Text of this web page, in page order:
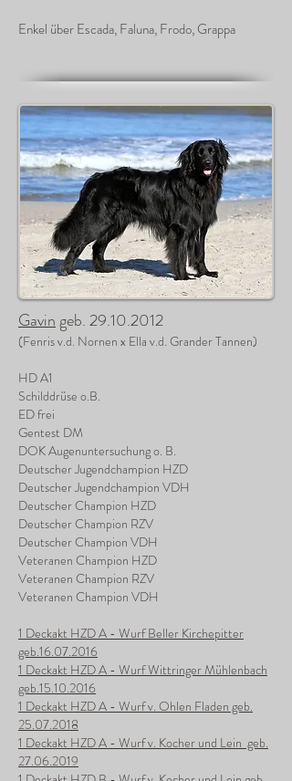
Enkel über Escada, Faluna, Frodo, Grappa
Gavingeb.29.10.2012
(Fenris v.d. Nornen x Ella v.d. Grander Tannen)
HD A1
Schilddrüse o.B.
ED frei
Gentest DM
DOK Augenuntersuchung o. B.
Deutscher Jugendchampion HZD
Deutscher Jugendchampion VDH
Deutscher Champion HZD
Deutscher Champion RZV
Deutscher Champion VDH
Veteranen Champion HZD
Veteranen Champion RZV
Veteranen Champion VDH
1 Deckakt HZD A - Wurf Beller Kirchepitter
geb.16.07.2016
1 Deckakt HZD A - Wurf Wittringer Mühlenbach
geb.15.10.2016
1 Deckakt HZD A - Wurf v. Ohlen Fladen geb.
25.07.2018
1 Deckakt HZD A - Wurf v. Kocher und Lein geb.
27.06.2019